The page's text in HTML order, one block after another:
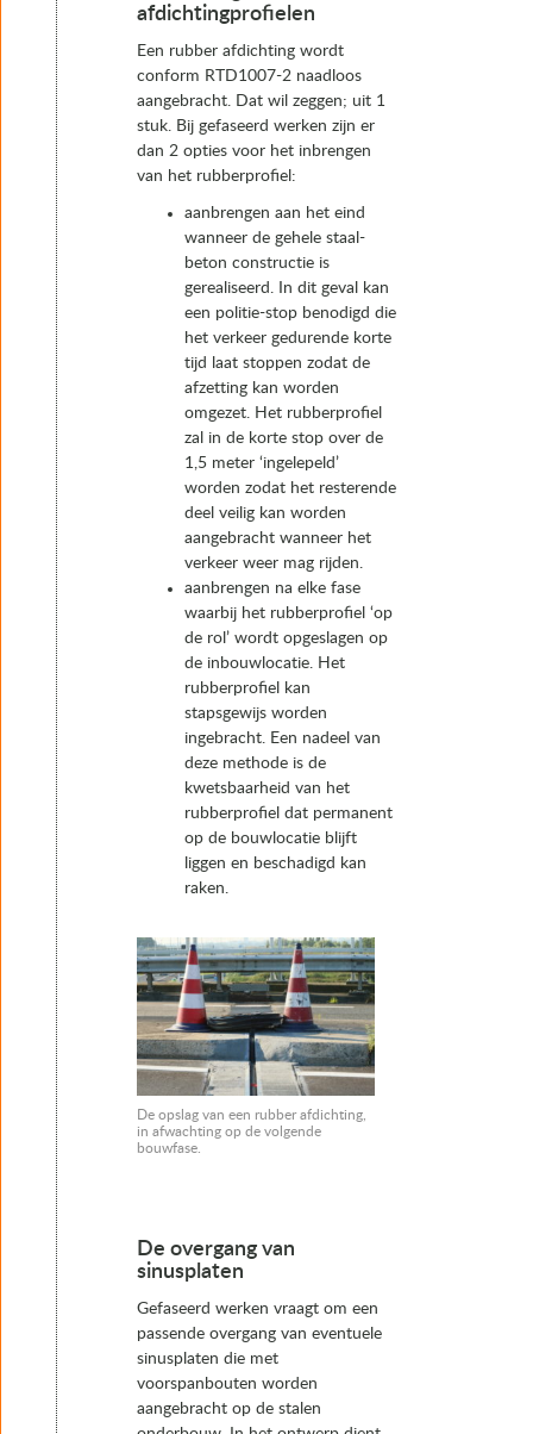
afdichtingprofielen
Een rubber afdichting wordt
conform RTD1007-2 naadloos
aangebracht. Dat wil zeggen; uit 1
stuk. Bij gefaseerd werken zijn er
dan 2 opties voor het inbrengen
van het rubberprofiel:
aanbrengen aan het eind
wanneer de gehele staal-
beton constructie is
gerealiseerd. In dit geval kan
een politie-stop benodigd die
het verkeer gedurende korte
tijd laat stoppen zodat de
afzetting kan worden
omgezet. Het rubberprofiel
zal in de korte stop over de
1,5 meter ‘ingelepeld’
worden zodat het resterende
deel veilig kan worden
aangebracht wanneer het
verkeer weer mag rijden.
aanbrengen na elke fase
waarbij het rubberprofiel ‘op
de rol’ wordt opgeslagen op
de inbouwlocatie. Het
rubberprofiel kan
stapsgewijs worden
ingebracht. Een nadeel van
deze methode is de
kwetsbaarheid van het
rubberprofiel dat permanent
op de bouwlocatie blijft
liggen en beschadigd kan
raken.
De opslag van een rubber afdichting,
in afwachting op de volgende
bouwfase.
De overgang van
sinusplaten
Gefaseerd werken vraagt om een
passende overgang van eventuele
sinusplaten die met
voorspanbouten worden
aangebracht op de stalen